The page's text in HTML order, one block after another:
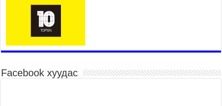
2026 оны 7 сар 21 / 13 цаг 43 минут
COP17 хурлын үеэрх замын хөдөлгөөн, нийтийн
тээврийн зохицуулалт, сургууль, цэцэрлэг, зах,
худалдааны төвийн ажиллах хуваарийг гаргаж,
иргэдэд мэдээлэхийг үүрэг болголоо
Гэр бүлийн хэрэг шүүхэд хянан шийдвэрлэх
Facebook хуудас